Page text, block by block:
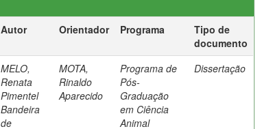
Autor Orientador Programa
Tipo de
documento
MELO,
Renata
Pimentel
Bandeira
de
MOTA,
Rinaldo
Aparecido
Programa de
Pós-
Graduação
em Ciência
Animal
Dissertação